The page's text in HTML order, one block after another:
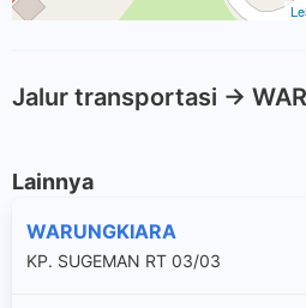
Jalur transportasi ->
Lainnya
WARUNGKIARA
KP. SUGEMAN RT 03/03